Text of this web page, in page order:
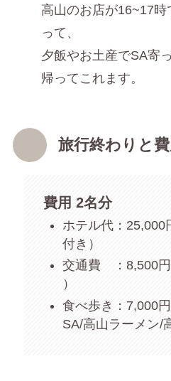
高山のお店が16~17時
って、
夕飯やお土産でSA寄
帰ってこれます。
旅行終わりと
費用 2名分
ホテル代：
付き）
交通費 ：8,500円
）
食べ歩き：7,000
SA/高山ラーメン/